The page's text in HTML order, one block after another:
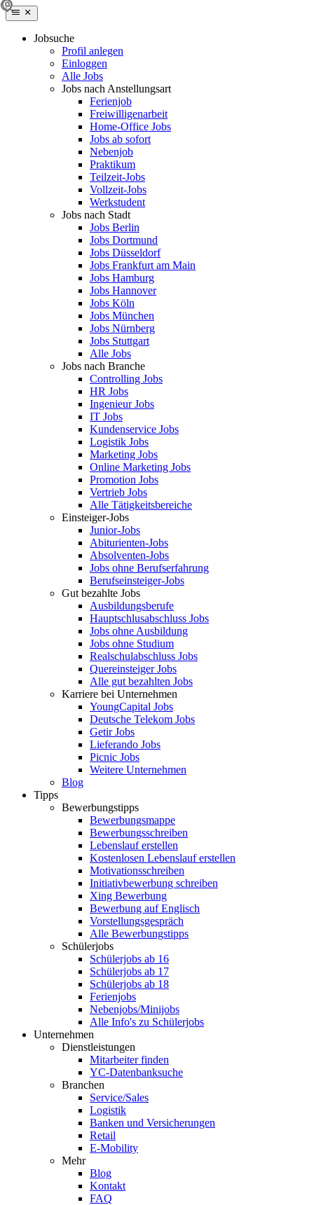
Jobsuche
Profil anlegen
Einloggen
Alle Jobs
Jobs nach Anstellungsart
Ferienjob
Freiwilligenarbeit
Home-Office Jobs
Jobs ab sofort
Nebenjob
Praktikum
Teilzeit-Jobs
Vollzeit-Jobs
Werkstudent
Jobs nach Stadt
Jobs Berlin
Jobs Dortmund
Jobs Düsseldorf
Jobs Frankfurt am Main
Jobs Hamburg
Jobs Hannover
Jobs Köln
Jobs München
Jobs Nürnberg
Jobs Stuttgart
Alle Jobs
Jobs nach Branche
Controlling Jobs
HR Jobs
Ingenieur Jobs
IT Jobs
Kundenservice Jobs
Logistik Jobs
Marketing Jobs
Online Marketing Jobs
Promotion Jobs
Vertrieb Jobs
Alle Tätigkeitsbereiche
Einsteiger-Jobs
Junior-Jobs
Abiturienten-Jobs
Absolventen-Jobs
Jobs ohne Berufserfahrung
Berufseinsteiger-Jobs
Gut bezahlte Jobs
Ausbildungsberufe
Hauptschlusabschluss Jobs
Jobs ohne Ausbildung
Jobs ohne Studium
Realschulabschluss Jobs
Quereinsteiger Jobs
Alle gut bezahlten Jobs
Karriere bei Unternehmen
YoungCapital Jobs
Deutsche Telekom Jobs
Getir Jobs
Lieferando Jobs
Picnic Jobs
Weitere Unternehmen
Blog
Tipps
Bewerbungstipps
Bewerbungsmappe
Bewerbungsschreiben
Lebenslauf erstellen
Kostenlosen Lebenslauf erstellen
Motivationsschreiben
Initiativbewerbung schreiben
Xing Bewerbung
Bewerbung auf Englisch
Vorstellungsgespräch
Alle Bewerbungstipps
Schülerjobs
Schülerjobs ab 16
Schülerjobs ab 17
Schülerjobs ab 18
Ferienjobs
Nebenjobs/Minijobs
Alle Info's zu Schülerjobs
Unternehmen
Dienstleistungen
Mitarbeiter finden
YC-Datenbanksuche
Branchen
Service/Sales
Logistik
Banken und Versicherungen
Retail
E-Mobility
Mehr
Blog
Kontakt
FAQ